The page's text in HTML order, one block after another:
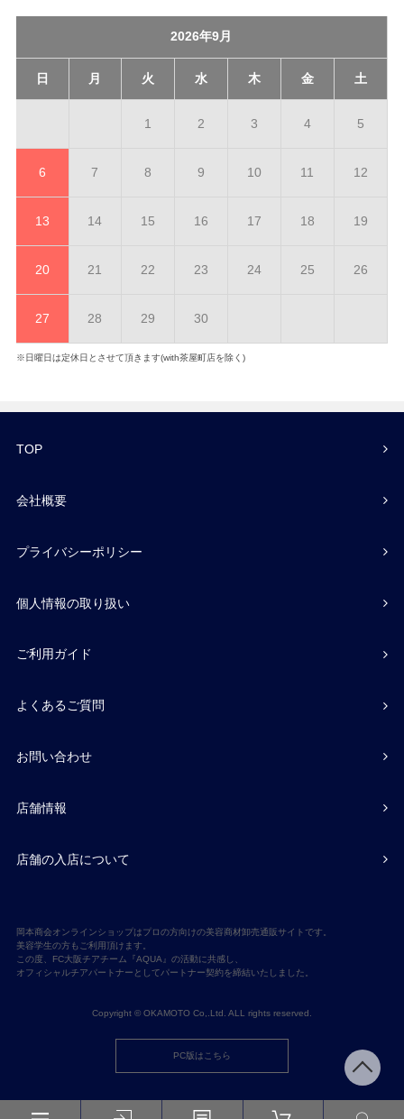
2026年9月
日 月 火 水 木 金 土
1 2 3 4 5
6 7 8 9 10 11 12
13 14 15 16 17 18 19
20 21 22 23 24 25 26
27 28 29 30
※日曜日は定休日とさせて頂きます(with茶屋町店を除く)
TOP
会社概要
プライバシーポリシー
個人情報の取り扱い
ご利用ガイド
よくあるご質問
お問い合わせ
店舗情報
店舗の入店について
岡本商会オンラインショップはプロの方向けの美容商材卸売通販サイトです。
美容学生の方もご利用頂けます。
この度、FC大阪チアチーム『AQUA』の活動に共感し、
オフィシャルチアパートナーとしてパートナー契約を締結いたしました。
Copyright © OKAMOTO Co,.Ltd. ALL rights reserved.
PC版はこちら